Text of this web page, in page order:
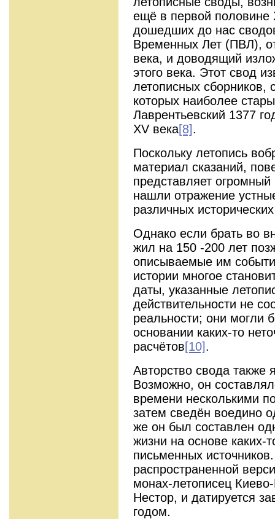
ещё в первой половине
дошедших до нас
Временных Лет (ПВЛ),
века, и доводящий
этого века. Этот свод
летописных сборников,
которых наиболее
Лаврентьевский 1377
XV века[8].
Поскольку летопись
материал сказаний,
представляет
нашли отражение
различных
Однако если брать во
жил на 150 -200 лет
описываемые им
истории многое
даты, указанные
действительности не
реальности; они могли
основании каких-то
расчётов[10].
Авторство свода также
Возможно, он
времени несколькими
затем сведён воедино
же он был составлен
жизни на основе каких-
письменных
распространенной
монах-летописец
Нестор, и датируется
годом.